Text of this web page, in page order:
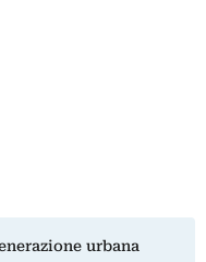
urbana